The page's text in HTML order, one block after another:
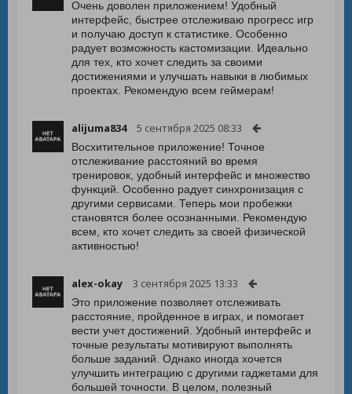
Очень доволен приложением! Удобный
интерфейс, быстрее отслеживаю прогресс игр
и получаю доступ к статистике. Особенно
радует возможность кастомизации. Идеально
для тех, кто хочет следить за своими
достижениями и улучшать навыки в любимых
проектах. Рекомендую всем геймерам!
alijuma834 5 сентября 2025 08:33
Восхитительное приложение! Точное
отслеживание расстояний во время
тренировок, удобный интерфейс и множество
функций. Особенно радует синхронизация с
другими сервисами. Теперь мои пробежки
становятся более осознанными. Рекомендую
всем, кто хочет следить за своей физической
активностью!
alex-okay 3 сентября 2025 13:33
Это приложение позволяет отслеживать
расстояние, пройденное в играх, и помогает
вести учет достижений. Удобный интерфейс и
точные результаты мотивируют выполнять
больше заданий. Однако иногда хочется
улучшить интеграцию с другими гаджетами для
большей точности. В целом, полезный